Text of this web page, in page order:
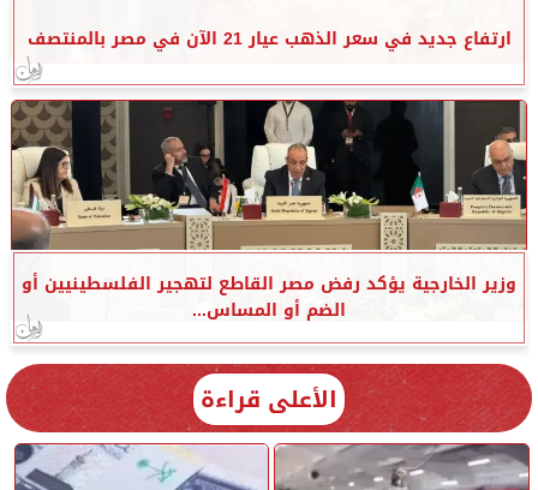
ارتفاع جديد في سعر الذهب عيار 21 الآن في مصر بالمنتصف
وزير الخارجية يؤكد رفض مصر القاطع لتهجير الفلسطينيين أو
الضم أو المساس...
الأعلى قراءة